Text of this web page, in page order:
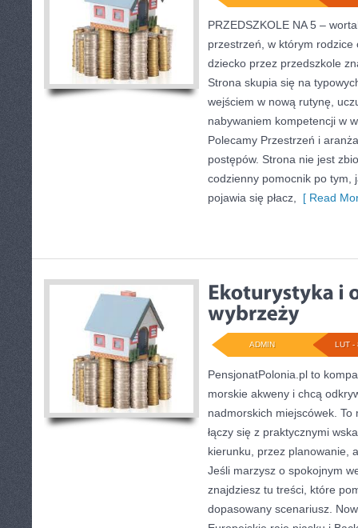
PRZEDSZKOLE NA 5 –
przestrzeń, w którym
dziecko przez przedszkole
Strona skupia się na
wejściem w nową rutynę,
nabywaniem kompetencji w
Polecamy Przestrzeń i
postępów. Strona nie jest
codzienny pomocnik po tym,
pojawia się płacz,
[ Read
LUT -
ADMIN
PensjonatPolonia.pl to
morskie akweny i chcą
nadmorskich miejscówek.
łączy się z praktycznymi
kierunku, przez planowanie,
Jeśli marzysz o spokojnym
znajdziesz tu treści, które
dopasowany scenariusz.